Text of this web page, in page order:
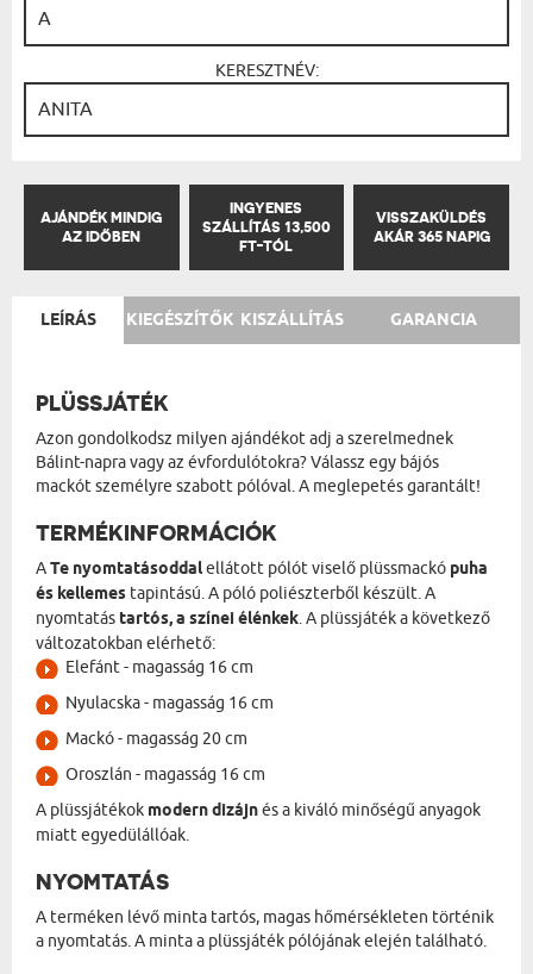
KERESZTNÉV:
AJÁNDÉK MINDIG
AZ IDŐBEN
INGYENES
SZÁLLÍTÁS 13,500
FT-TÓL
VISSZAKÜLDÉS
AKÁR 365 NAPIG
LEÍRÁS KIEGÉSZÍTŐK KISZÁLLÍTÁS GARANCIA
PLÜSSJÁTÉK
Azon gondolkodsz milyen ajándékot adj a szerelmednek
Bálint-napra vagy az évfordulótokra? Válassz egy bájós
mackót személyre szabott pólóval. A meglepetés garantált!
TERMÉKINFORMÁCIÓK
ATe nyomtatásoddalellátott pólót viselő plüssmackó puha
és kellemes tapintású. A póló poliészterből készült. A
nyomtatás tartós, a színei élénkek. A plüssjáték a következő
változatokban elérhető:
Elefánt - magasság 16 cm
Nyulacska - magasság 16 cm
Mackó - magasság 20 cm
Oroszlán - magasság 16 cm
A plüssjátékok modern dizájnés a kiváló minőségű anyagok
miatt egyedülállóak.
NYOMTATÁS
A terméken lévő minta tartós, magas hőmérsékleten történik
a nyomtatás. A minta a plüssjáték pólójának elején található.